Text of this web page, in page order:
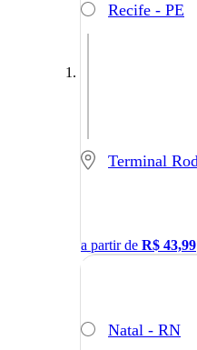
Recife - PE
a partir de R$ 43,99
Natal - RN